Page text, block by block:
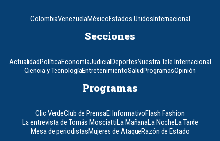
ColombiaVenezuelaMéxicoEstados UnidosInternacional
Secciones
ActualidadPolíticaEconomíaJudicialDeportesNuestra Tele Internacional
Ciencia y TecnologíaEntretenimientoSaludProgramasOpinión
Programas
Clic VerdeClub de PrensaEl InformativoFlash Fashion
La entrevista de Tomás MosciattiLa MañanaLa NocheLa Tarde
Mesa de periodistasMujeres de AtaqueRazón de Estado